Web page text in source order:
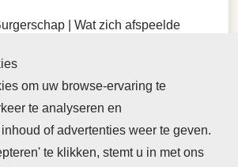
| Wat zich afspeelde
het. En de sentimenten van
toen bestaan anno 2023 nog
om uw browse-ervaring te
te analyseren en
of advertenties weer te geven.
te klikken, stemt u in met ons